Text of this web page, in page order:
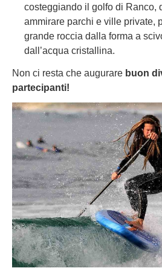
costeggiando il golfo di Ranco,
ammirare parchi e ville private,
grande roccia dalla forma a
dall’acqua cristallina.
Non ci resta che augurare buon
partecipanti!